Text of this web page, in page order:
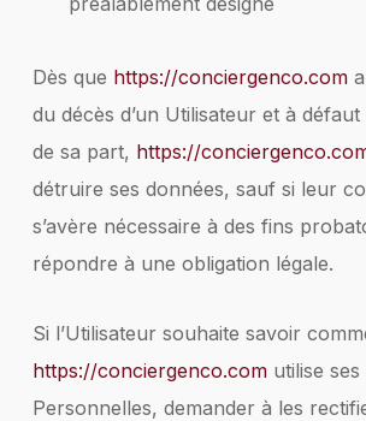
Dès que https://conciergenco.coma
du décès d’un Utilisateur et à défaut
de sa part, https://
détruire ses données, sauf si leur
s’avère nécessaire à des fins
répondre à une obligation légale.
Si l’Utilisateur souhaite savoir
https://conciergenco.comutilise ses
Personnelles, demander à les